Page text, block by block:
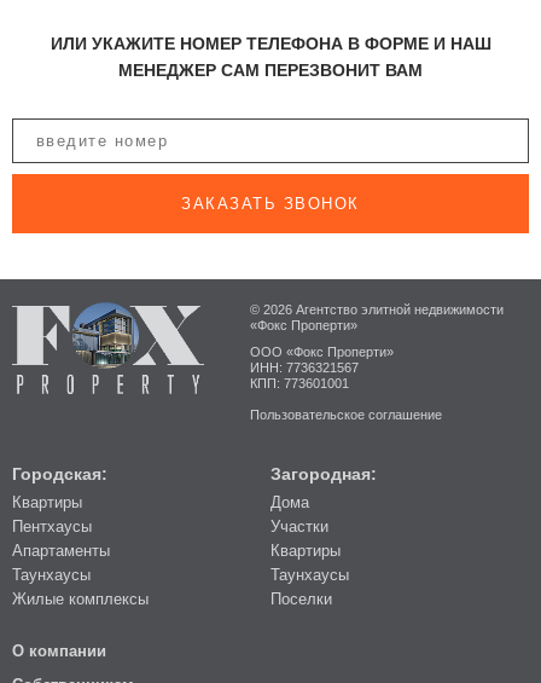
ИЛИ УКАЖИТЕ НОМЕР ТЕЛЕФОНА В ФОРМЕ И НАШ
МЕНЕДЖЕР САМ ПЕРЕЗВОНИТ ВАМ
ЗАКАЗАТЬ ЗВОНОК
© 2026 Агентство элитной недвижимости
«Фокс Проперти»
ООО «Фокс Проперти»
ИНН: 7736321567
КПП: 773601001
Пользовательское соглашение
Городская:
Квартиры
Пентхаусы
Апартаменты
Таунхаусы
Жилые комплексы
Загородная:
Дома
Участки
Квартиры
Таунхаусы
Поселки
О компании